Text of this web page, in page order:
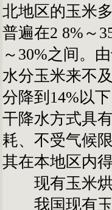
北地区的玉米
普遍在2 8%～
～30%之间。
水分玉米来不
分降到14%以
干降水方式具
耗、不受气候
其在本地区内
现有玉米烘
我国现有玉